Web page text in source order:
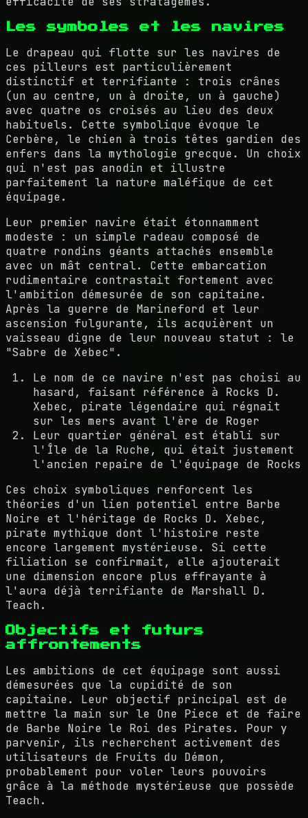
Les symboles et les navires
Le drapeau qui flotte sur les navires de
ces pilleurs est particulièrement
distinctif et terrifiante : trois crânes
(un au centre, un à droite, un à gauche)
avec quatre os croisés au lieu des deux
habituels. Cette symbolique évoque le
Cerbère, le chien à trois têtes gardien des
enfers dans la mythologie grecque. Un choix
qui n'est pas anodin et illustre
parfaitement la nature maléfique de cet
équipage.
Leur premier navire était étonnamment
modeste : un simple radeau composé de
quatre rondins géants attachés ensemble
avec un mât central. Cette embarcation
rudimentaire contrastait fortement avec
l'ambition démesurée de son capitaine.
Après la guerre de Marineford et leur
ascension fulgurante, ils acquièrent un
vaisseau digne de leur nouveau statut : le
"Sabre de Xebec".
Le nom de ce navire n'est pas choisi au
hasard, faisant référence à Rocks D.
Xebec, pirate légendaire qui régnait
sur les mers avant l'ère de Roger
Leur quartier général est établi sur
l'Île de la Ruche, qui était justement
l'ancien repaire de l'équipage de Rocks
Ces choix symboliques renforcent les
théories d'un lien potentiel entre Barbe
Noire et l'héritage de Rocks D. Xebec,
pirate mythique dont l'histoire reste
encore largement mystérieuse. Si cette
filiation se confirmait, elle ajouterait
une dimension encore plus effrayante à
l'aura déjà terrifiante de Marshall D.
Teach.
Objectifs et futurs
affrontements
Les ambitions de cet équipage sont aussi
démesurées que la cupidité de son
capitaine. Leur objectif principal est de
mettre la main sur le One Piece et de faire
de Barbe Noire le Roi des Pirates. Pour y
parvenir, ils recherchent activement des
utilisateurs de Fruits du Démon,
probablement pour voler leurs pouvoirs
grâce à la méthode mystérieuse que possède
Teach.